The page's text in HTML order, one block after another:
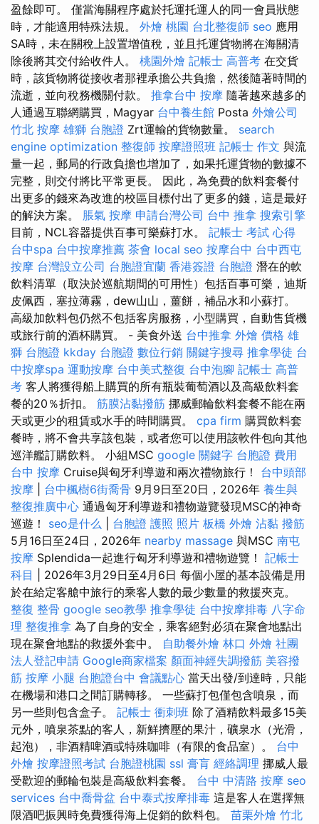
盈餘即可。 僅當海關程序處於托運托運人的同一會員狀態
時，才能適用特殊法規。 外燴 桃園 台北整復師 seo 應用
SA時，未在關稅上設置增值稅，並且托運貨物將在海關清
除後將其交付給收件人。 桃園外燴 記帳士 高普考 在交貨
時，該貨物將從接收者那裡承擔公共負擔，然後隨著時間的
流逝，並向稅務機關付款。 推拿台中 按摩 隨著越來越多的
人通過互聯網購買，Magyar 台中養生館 Posta 外燴公司
竹北 按摩 雄獅 台胞證 Zrt運輸的貨物數量。 search
engine optimization 整復師 按摩證照班 記帳士 作文 與流
量一起，郵局的行政負擔也增加了，如果托運貨物的數據不
完整，則交付將比平常更長。 因此，為免費的飲料套餐付
出更多的錢來為改進的校區目標付出了更多的錢，這是最好
的解決方案。 脹氣 按摩 申請台灣公司 台中 推拿 搜索引擎
目前，NCL容器提供百事可樂蘇打水。 記帳士 考試 心得
台中spa 台中按摩推薦 茶會 local seo 按摩台中 台中西屯
按摩 台灣設立公司 台胞證宜蘭 香港簽證 台胞證 潛在的軟
飲料清單（取決於巡航期間的可用性）包括百事可樂，迪斯
皮佩西，塞拉薄霧，dew山山，薑餅，補品水和小蘇打。
高級加飲料包仍然不包括客房服務，小型購買，自動售貨機
或旅行前的酒杯購買。 - 美食外送 台中推拿 外燴 價格 雄
獅 台胞證 kkday 台胞證 數位行銷 關鍵字搜尋 推拿學徒 台
中按摩spa 運動按摩 台中美式整復 台中泡腳 記帳士 高普
考 客人將獲得船上購買的所有瓶裝葡萄酒以及高級飲料套
餐的20％折扣。 筋膜沾黏撥筋 挪威郵輪飲料套餐不能在兩
天或更少的租賃或水手的時間購買。 cpa firm 購買飲料套
餐時，將不會共享該包裝，或者您可以使用該軟件包向其他
巡洋艦訂購飲料。 小組MSC google 關鍵字 台胞證 費用
台中 按摩 Cruise與匈牙利導遊和兩次禮物旅行！ 台中頭部
按摩
台中楓樹6街喬骨 9月9日至20日，2026年 養生與
整復推廣中心 通過匈牙利導遊和禮物遊覽發現MSC的神奇
巡遊！ seo是什么 台胞證 護照 照片 板橋 外燴 沾黏 撥筋
5月16日至24日，2026年 nearby massage 與MSC 南屯
按摩 Splendida一起進行匈牙利導遊和禮物遊覽！ 記帳士
科目
| 2026年3月29日至4月6日 每個小屋的基本設備是用
於在給定客艙中旅行的乘客人數的最少數量的救援夾克。
整復 整骨 google seo教學 推拿學徒 台中按摩排毒 八字命
理 整復推拿 為了自身的安全，乘客絕對必須在聚會地點出
現在聚會地點的救援外套中。 自助餐外燴 林口 外燴 社團
法人登記申請 Google商家檔案 顏面神經失調撥筋 美容撥
筋 按摩 小腿 台胞證台中 會議點心 當天出發/到達時，只能
在機場和港口之間訂購轉移。 一些蘇打包僅包含噴泉，而
另一些則包含盒子。 記帳士 衝刺班 除了酒精飲料最多15美
元外，噴泉茶點的客人，新鮮擠壓的果汁，礦泉水（光滑，
起泡），非酒精啤酒或特殊咖啡（有限的食品室）。 台中
外燴 按摩證照考試 台胞證桃園 ssl 膏肓 經絡調理 挪威人最
受歡迎的郵輪包裝是高級飲料套餐。 台中 中清路 按摩 seo
services 台中喬骨盆 台中泰式按摩排毒 這是客人在選擇無
限酒吧振興時免費獲得海上促銷的飲料包。 苗栗外燴 竹北